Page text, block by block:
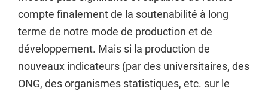
compte finalement de la soutenabilité à long
terme de notre mode de production et de
développement. Mais si la production de
nouveaux indicateurs (par des universitaires, des
ONG, des organismes statistiques, etc. sur le